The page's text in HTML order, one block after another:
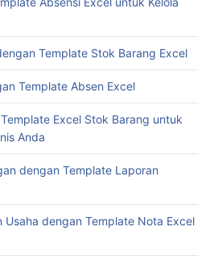
Template Stok Barang Excel
Template Absen Excel
Excel Stok Barang untuk
Anda
dengan Template Laporan
Usaha dengan Template Nota Excel